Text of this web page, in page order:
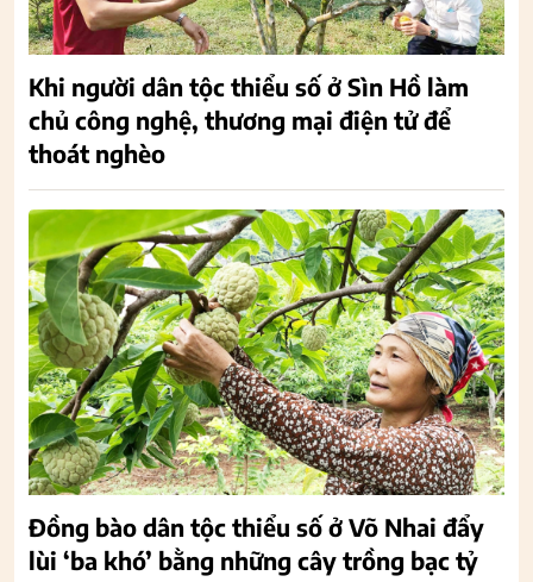
Khi người dân tộc thiểu số ở Sìn Hồ làm
chủ công nghệ, thương mại điện tử để
thoát nghèo
Đồng bào dân tộc thiểu số ở Võ Nhai đẩy
lùi ‘ba khó’ bằng những cây trồng bạc tỷ